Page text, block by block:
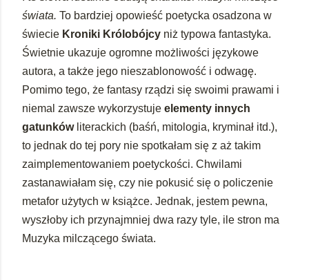
świata. To bardziej opowieść poetycka osadzona w
świecie Kroniki Królobójcy niż typowa fantastyka.
Świetnie ukazuje ogromne możliwości językowe
autora, a także jego nieszablonowość i odwagę.
Pomimo tego, że fantasy rządzi się swoimi prawami i
niemal zawsze wykorzystuje elementy innych
gatunkówliterackich (baśń, mitologia, kryminał itd.),
to jednak do tej pory nie spotkałam się z aż takim
zaimplementowaniem poetyckości. Chwilami
zastanawiałam się, czy nie pokusić się o policzenie
metafor użytych w książce. Jednak, jestem pewna,
wyszłoby ich przynajmniej dwa razy tyle, ile stron ma
Muzyka milczącego świata.